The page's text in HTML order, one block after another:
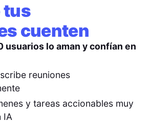
tus
cuenten
usuarios lo aman y confían en
reuniones
y tareas accionables muy
IA